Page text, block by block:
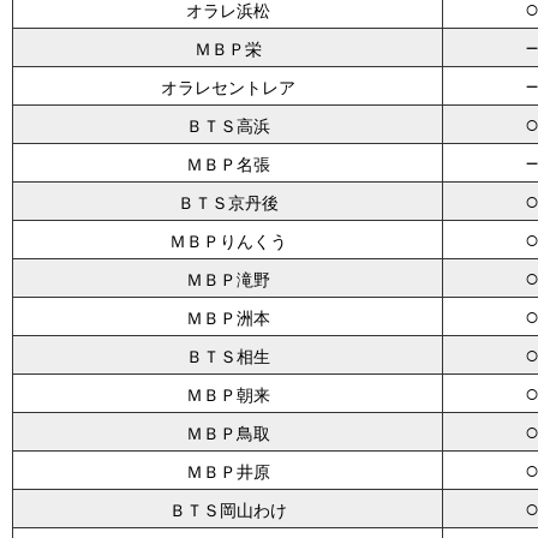
オラレ浜松 ○
ＭＢＰ栄
オラレセントレア
ＢＴＳ高浜 ○
ＭＢＰ名張
ＢＴＳ京丹後 ○
ＭＢＰりんくう ○
ＭＢＰ滝野 ○
ＭＢＰ洲本 ○
ＢＴＳ相生 ○
ＭＢＰ朝来 ○
ＭＢＰ鳥取 ○
ＭＢＰ井原 ○
ＢＴＳ岡山わけ
○